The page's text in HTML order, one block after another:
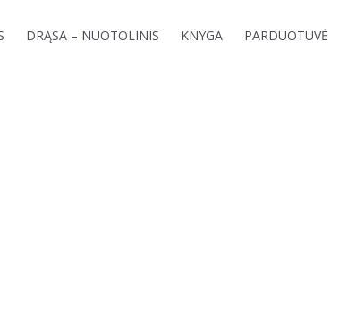
DRĄSA – NUOTOLINIS KNYGA PARDUOTUVĖ